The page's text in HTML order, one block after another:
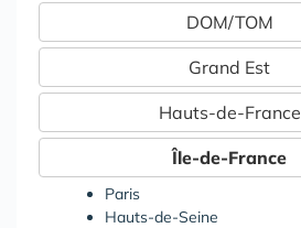
DOM/TOM
Grand Est
Hauts-de-France
Île-de-France
Paris
Hauts-de-Seine